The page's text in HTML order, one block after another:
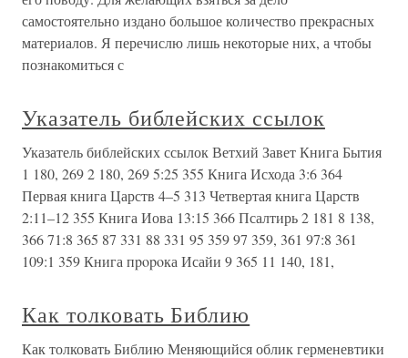
самостоятельно издано большое количество прекрасных
материалов. Я перечислю лишь некоторые них, а чтобы
познакомиться с
Указатель библейских ссылок
Указатель библейских ссылок Ветхий Завет Книга Бытия
1 180, 269 2 180, 269 5:25 355 Книга Исхода 3:6 364
Первая книга Царств 4–5 313 Четвертая книга Царств
2:11–12 355 Книга Иова 13:15 366 Псалтирь 2 181 8 138,
366 71:8 365 87 331 88 331 95 359 97 359, 361 97:8 361
109:1 359 Книга пpopoка Исайи 9 365 11 140, 181,
Как толковать Библию
Как толковать Библию Меняющийся облик герменевтики